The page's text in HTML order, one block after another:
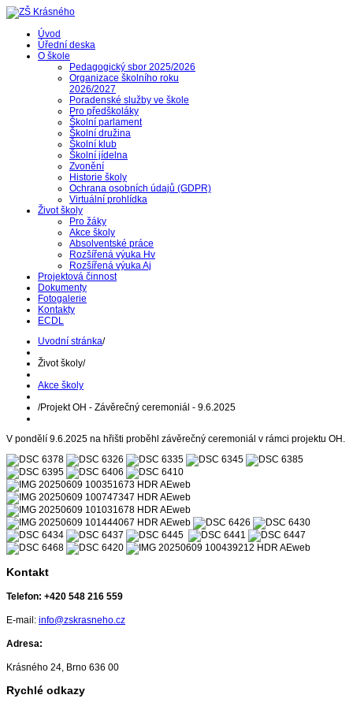
Úvod
Úřední deska
O škole
Pedagogický sbor 2025/2026
Organizace školního roku
2026/2027
Poradenské služby ve škole
Pro předškoláky
Školní parlament
Školní družina
Školní klub
Školní jídelna
Zvonění
Historie školy
Ochrana osobních údajů (GDPR)
Virtuální prohlídka
Život školy
Pro žáky
Akce školy
Absolventské práce
Rozšířená výuka Hv
Rozšířená výuka Aj
Projektová činnost
Dokumenty
Fotogalerie
Kontakty
ECDL
Uvodní stránka/
Život školy/
Akce školy
/Projekt OH - Závěrečný ceremoniál - 9.6.2025
V pondělí 9.6.2025 na hřišti proběhl závěrečný ceremoniál v rámci projektu OH.
Kontakt
Telefon: +420 548 216 559
E-mail: info@zskrasneho.cz
Adresa:
Krásného 24, Brno 636 00
Rychlé odkazy